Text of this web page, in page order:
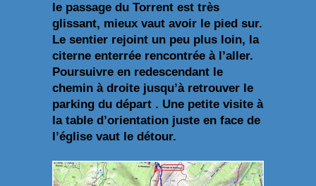
le passage du Torrent est très
glissant, mieux vaut avoir le pied sur.
Le sentier rejoint un peu plus loin, la
citerne enterrée rencontrée à l’aller.
Poursuivre en redescendant le
chemin à droite jusqu’à retrouver le
parking du départ . Une petite visite à
la table d’orientation juste en face de
l’église vaut le détour.